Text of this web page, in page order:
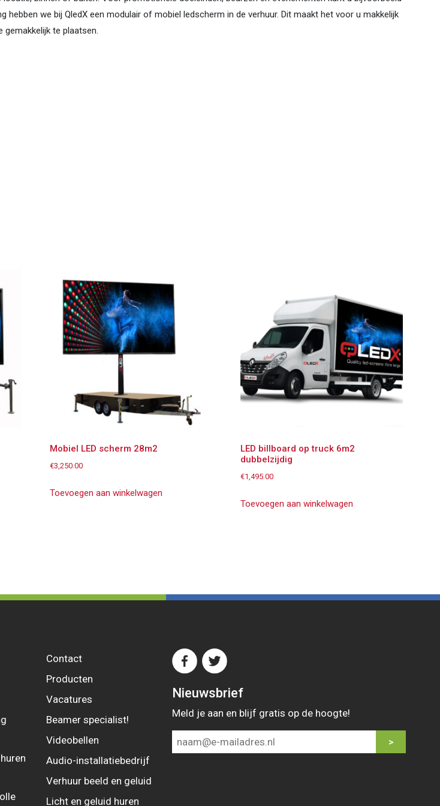
we bij QledX een modulair of mobiel ledscherm in de verhuur. Dit maakt het voor u makkelijk
te plaatsen.
Mobiel LED scherm 28m2
€3,250.00
Toevoegen aan winkelwagen
LED billboard op truck 6m2
dubbelzijdig
€1,495.00
Toevoegen aan winkelwagen
Contact
Producten
Vacatures
Beamer specialist!
Videobellen
Audio-installatiebedrijf
Verhuur beeld en geluid
Licht en geluid huren
Nieuwsbrief
Meld je aan en blijf gratis op de hoogte!